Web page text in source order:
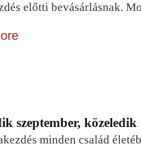
előtti bevásárlásnak.
szeptember,
minden család